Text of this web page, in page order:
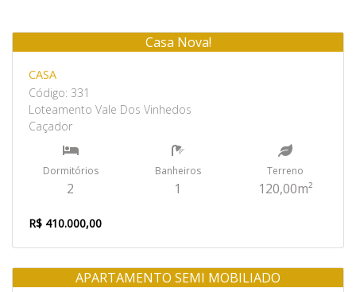
Venda
Casa Nova!
CASA
Código: 331
Loteamento Vale Dos Vinhedos
Caçador
Dormitórios
2
Banheiros
1
Terreno
120,00m²
R$ 410.000,00
Venda
APARTAMENTO SEMI MOBILIADO